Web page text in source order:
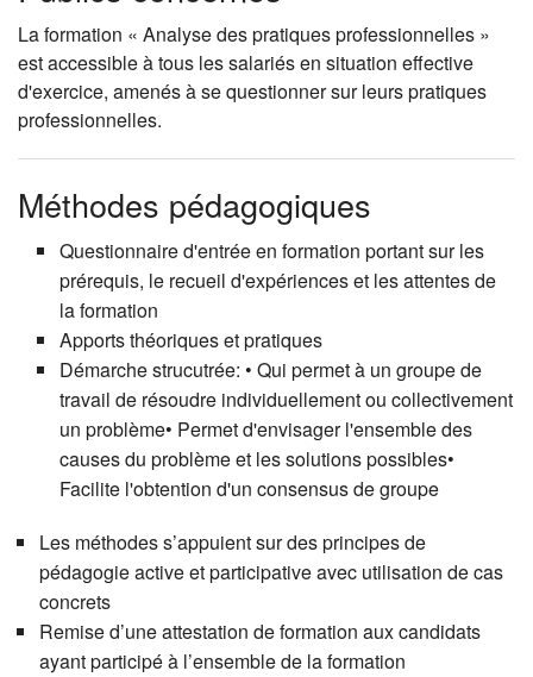
La formation « Analyse des pratiques professionnelles »
est accessible à tous les salariés en situation effective
d'exercice, amenés à se questionner sur leurs pratiques
professionnelles.
Méthodes pédagogiques
Questionnaire d'entrée en formation portant sur les
prérequis, le recueil d'expériences et les attentes de
la formation
Apports théoriques et pratiques
Démarche strucutrée: • Qui permet à un groupe de
travail de résoudre individuellement ou collectivement
un problème• Permet d'envisager l'ensemble des
causes du problème et les solutions possibles•
Facilite l'obtention d'un consensus de groupe
Les méthodes s’appuient sur des principes de
pédagogie active et participative avec utilisation de cas
concrets
Remise d’une attestation de formation aux candidats
ayant participé à l’ensemble de la formation